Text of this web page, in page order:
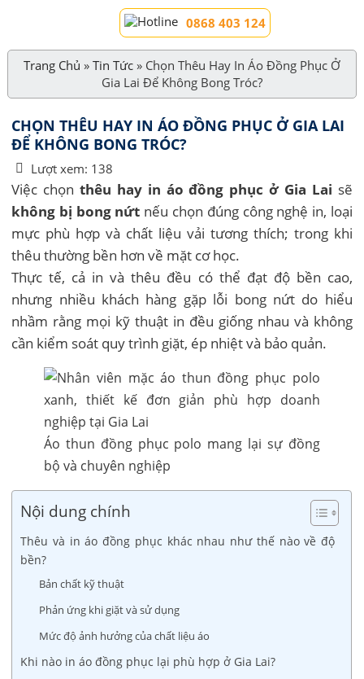
0868 403 124
Trang Chủ » Tin Tức» Chọn Thêu Hay In Áo Đồng Phục Ở
Gia Lai Để Không Bong Tróc?
CHỌN THÊU HAY IN ÁO ĐỒNG PHỤC Ở GIA LAI
ĐỂ KHÔNG BONG TRÓC?
Lượt xem: 138
Việc chọn thêu hay in áo đồng phục ở Gia Lai sẽ
không bị bong nứt nếu chọn đúng công nghệ in, loại
mực phù hợp và chất liệu vải tương thích; trong khi
thêu thường bền hơn về mặt cơ học.
Thực tế, cả in và thêu đều có thể đạt độ bền cao,
nhưng nhiều khách hàng gặp lỗi bong nứt do hiểu
nhầm rằng mọi kỹ thuật in đều giống nhau và không
cần kiểm soát quy trình giặt, ép nhiệt và bảo quản.
Áo thun đồng phục polo mang lại sự đồng
bộ và chuyên nghiệp
Nội dung chính
Thêu và in áo đồng phục khác nhau như thế nào về độ
bền?
Bản chất kỹ thuật
Phản ứng khi giặt và sử dụng
Mức độ ảnh hưởng của chất liệu áo
Khi nào in áo đồng phục lại phù hợp ở Gia Lai?